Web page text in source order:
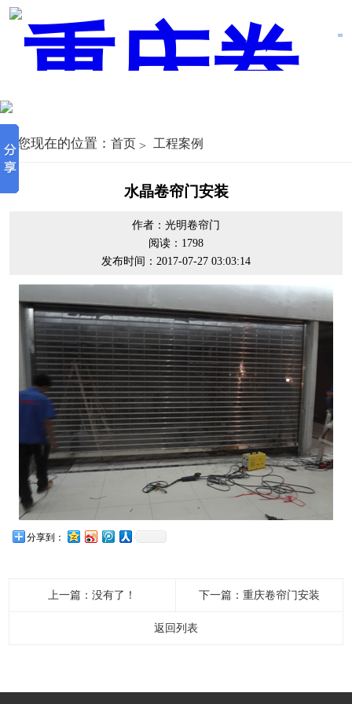
您现在的位置： 首页 工程案例
水晶卷帘门安装
作者：光明卷帘门
阅读：1798
发布时间：2017-07-27 03:03:14
分享到：
上一篇：没有了！ 下一篇：重庆卷帘门安装
返回列表